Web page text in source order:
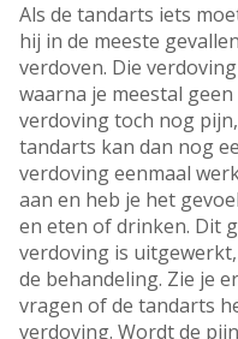
Als de tandarts iets
hij in de meeste
verdoven. Die
waarna je meestal
verdoving toch nog
tandarts kan dan nog
verdoving eenmaal
aan en heb je het
en eten of drinken. Dit
verdoving is
de behandeling. Zie je
vragen of de tandarts
verdoving. Wordt de